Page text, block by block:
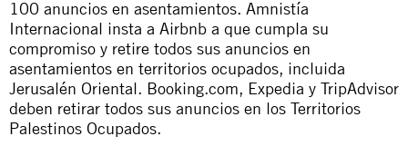
100 anuncios en asentamientos. Amnistía
Internacional insta a Airbnb a que cumpla su
compromiso y retire todos sus anuncios en
asentamientos en territorios ocupados, incluida
Jerusalén Oriental. Booking.com, Expedia y TripAdvisor
deben retirar todos sus anuncios en los Territorios
Palestinos Ocupados.